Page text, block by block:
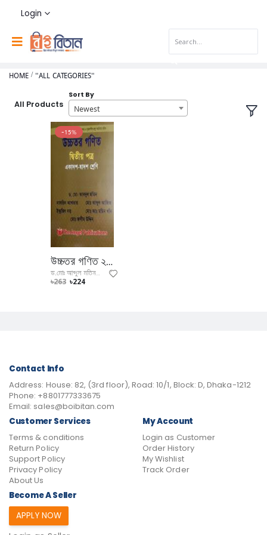
Login
HOME "ALL CATEGORIES"
All Products
Sort By
Newest
-15%
উচ্চতর গণিত ২য় পত্র (একাদশ-দ্বাদশ শ্রেণি)
ড.মোঃ আব্দুল মতিন, নাসরিন আখতার, মোঃ আব্দুল আজিজ
৳263 ৳224
Contact Info
Address: House: 82, (3rd floor), Road: 10/1, Block: D, Dhaka-1212
Phone: +8801777333675
Email: sales@boibitan.com
Customer Services
Terms & conditions
Return Policy
Support Policy
Privacy Policy
About Us
My Account
Login as Customer
Order History
My Wishlist
Track Order
Become A Seller
APPLY NOW